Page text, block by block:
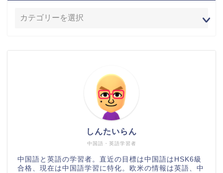
中国語・英語学習者
しんたいらん
中国語と英語の学習者。直近の目標は中国語はHSK6級
合格、現在は中国語学習に特化。欧米の情報は英語、中